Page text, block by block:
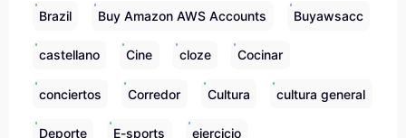
Brazil Buy Amazon AWS Accounts Buyawsacc
castellano Cine cloze Cocinar
conciertos Corredor Cultura cultura general
Deporte E-sports ejercicio